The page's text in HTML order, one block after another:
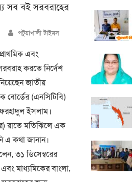
সব বই সরবরাহের
Author
পটুয়াখালী টাইমস
এবং
করতে নির্দেশ
জাতীয়
বোর্ডের (এনসিটিবি)
ইসলাম।
রাতে মতিঝিলে এক
এ কথা জানান।
৩১ ডিসেম্বরের
মাধ্যমিকের বাংলা,